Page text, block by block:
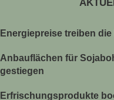
Energiepreise treiben
Anbauflächen für
gestiegen
Erfrischungsprodukte